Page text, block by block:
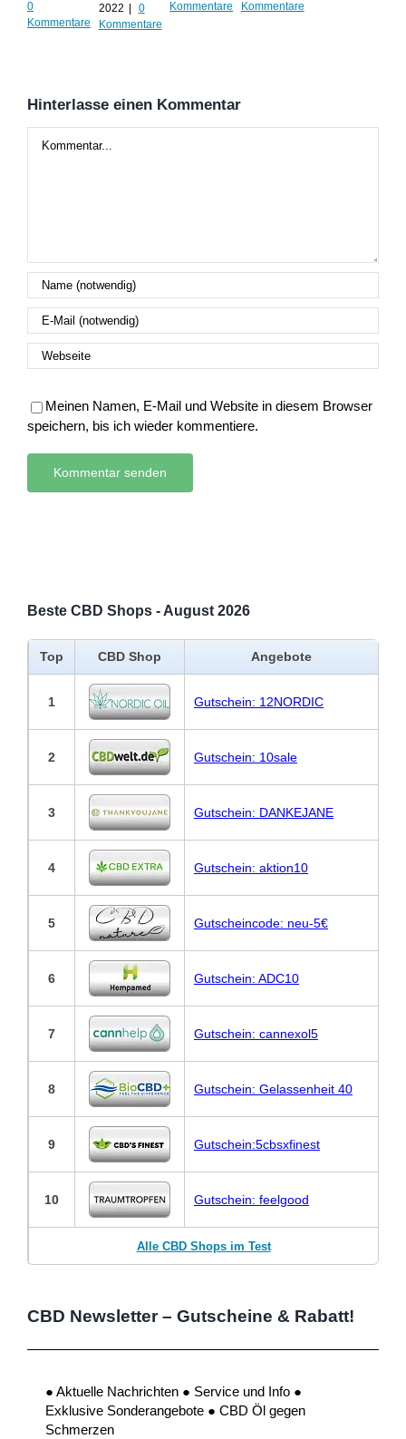
0
Kommentare
2022
0
Kommentare
Kommentare Kommentare
Hinterlasse einen Kommentar
Meinen Namen, E-Mail und Website in diesem Browser
speichern, bis ich wieder kommentiere.
Beste CBD Shops - August 2026
Top CBD Shop Angebote
1 Gutschein: 12NORDIC
2 Gutschein: 10sale
3 Gutschein: DANKEJANE
4 Gutschein: aktion10
5 Gutscheincode: neu-5€
6 Gutschein: ADC10
7 Gutschein: cannexol5
8 Gutschein: Gelassenheit 40
9 Gutschein:5cbsxfinest
10 Gutschein: feelgood
Alle CBD Shops im Test
CBD Newsletter – Gutscheine & Rabatt!
● Aktuelle Nachrichten ● Service und Info ●
Exklusive Sonderangebote ● CBD Öl gegen
Schmerzen